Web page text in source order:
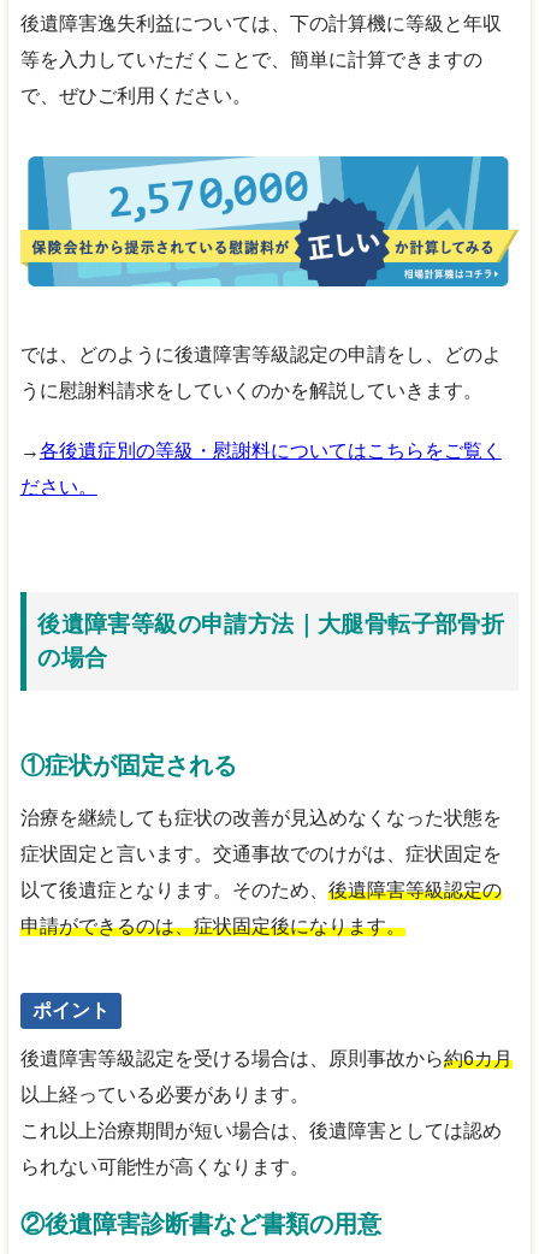
後遺障害逸失利益については、下の計算機に等級と年収
等を入力していただくことで、簡単に計算できますの
で、ぜひご利用ください。
では、どのように後遺障害等級認定の申請をし、どのよ
うに慰謝料請求をしていくのかを解説していきます。
→各後遺症別の等級・慰謝料についてはこちらをご覧く
ださい。
後遺障害等級の申請方法｜大腿骨転子部骨折
の場合
①症状が固定される
治療を継続しても症状の改善が見込めなくなった状態を
症状固定と言います。交通事故でのけがは、症状固定を
以て後遺症となります。そのため、 後遺障害等級認定の
申請ができるのは、症状固定後になります。
ポイント
後遺障害等級認定を受ける場合は、原則事故から約6カ月
以上経っている必要があります。
これ以上治療期間が短い場合は、後遺障害としては認め
られない可能性が高くなります。
②後遺障害診断書など書類の用意